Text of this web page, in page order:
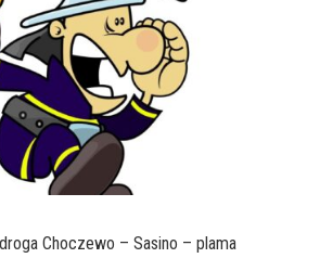
Choczewo – Sasino – plama